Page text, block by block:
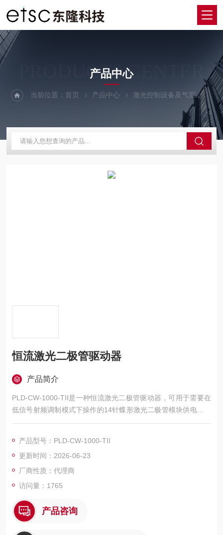
PRODUCTS CENTER
产品中心
当前位置：首页 产品中心 激光控制设备及气室 激
恒流激光二极管驱动器
产品简介
PLD-CW-1000-TII是一种恒流激光二极管驱动器，可用于需要在
低信号射频调制模式下操作的14针蝶形激光二极管模块供电。驱
动器提供精确的低纹波恒流调节。
产品型号：PLD-CW-1000-TII
更新时间：2026-06-23
厂商性质：代理商
访问量：1765
产品咨询